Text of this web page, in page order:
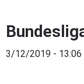
3/12/2019 - 13:06